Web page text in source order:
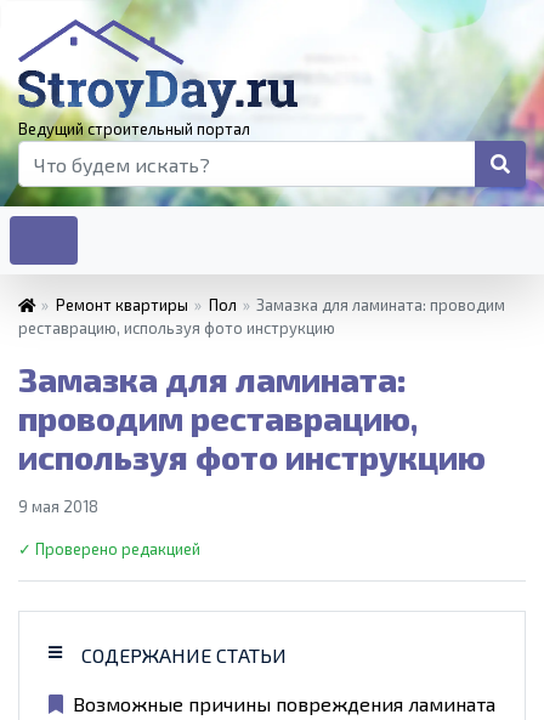
Ведущий строительный портал
» Ремонт квартиры » Пол » Замазка для ламината: проводим
реставрацию, используя фото инструкцию
Замазка для ламината:
проводим реставрацию,
используя фото инструкцию
9 мая 2018
✓ Проверено редакцией
СОДЕРЖАНИЕ СТАТЬИ
Возможные причины повреждения ламината